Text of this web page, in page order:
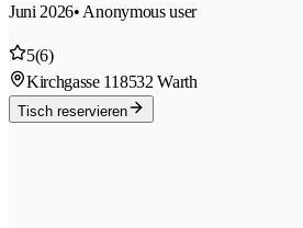
Juni 2026• Anonymous user
5(6)
Kirchgasse 118532 Warth
Tisch reservieren